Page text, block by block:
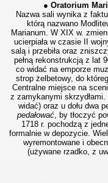
● Oratorium
Nazwa sali wynika z
którą nazwano
Marianum. W XIX w.
ucierpiała w czasie II
salą i przebiła oraz
pełną rekonstrukcją z lat
co widać na emporze
strop żelbetowy, do
Centralne miejsce na
z zamykanymi
widać) oraz u dołu dwa
pedałować, by tłoczyć
1718 r. pochodzą z
formalnie w depozycie.
wyremontowane i
(używane rzadko, z